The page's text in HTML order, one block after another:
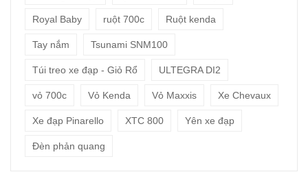
Royal Baby ruột 700c Ruột kenda
Tay nắm Tsunami SNM100
Túi treo xe đạp - Giỏ Rổ ULTEGRA DI2
vỏ 700c Vỏ Kenda Vỏ Maxxis Xe Chevaux
Xe đạp Pinarello XTC 800 Yên xe đạp
Đèn phản quang